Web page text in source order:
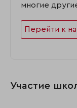
многие
Перейти к
Участие